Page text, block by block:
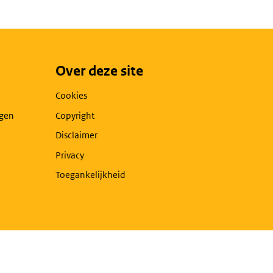
Over deze site
Cookies
Copyright
Disclaimer
Privacy
Toegankelijkheid